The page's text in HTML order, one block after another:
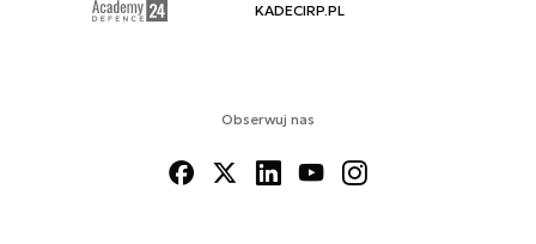
Obserwuj nas
KADECIRP.PL